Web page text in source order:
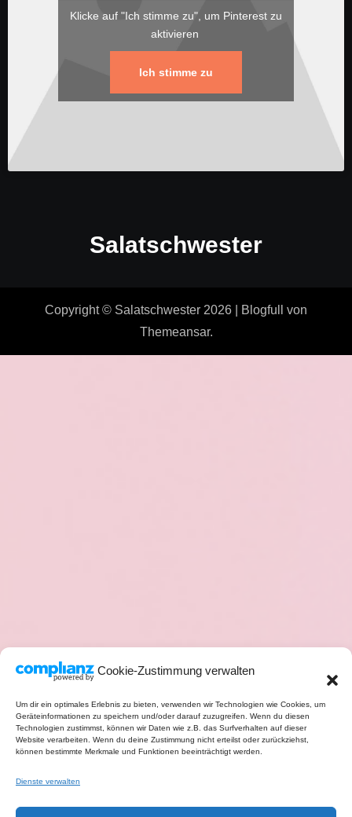
Cookie-Zustimmung verwalten
Um dir ein optimales Erlebnis zu bieten, verwenden wir Technologien wie Cookies, um
Geräteinformationen zu speichern und/oder darauf zuzugreifen. Wenn du diesen
Technologien zustimmst, können wir Daten wie z.B. das Surfverhalten auf dieser
Website verarbeiten. Wenn du deine Zustimmung nicht erteilst oder zurückziehst,
können bestimmte Merkmale und Funktionen beeinträchtigt werden.
Dienste verwalten
Klicke auf "Ich stimme zu", um Pinterest zu
aktivieren
Ich stimme zu
Salatschwester
Copyright © Salatschwester 2026 Blogfull
von
Themeansar.